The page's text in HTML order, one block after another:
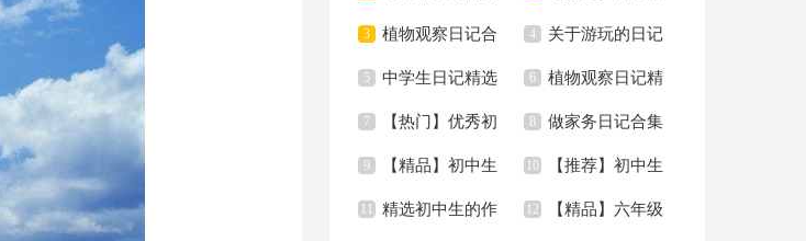
年级小学作文锦集6
篇
年的作文300字8篇
3 植物观察日记合
集15篇
4 关于游玩的日记
15篇
5 中学生日记精选
15篇
6 植物观察日记精
选15篇
7 【热门】优秀初
中作文集锦七篇
8 做家务日记合集
15篇
9 【精品】初中生
作文合集十篇
10 【推荐】初中生
的作文三篇
11 精选初中生的作 12 【精品】六年级